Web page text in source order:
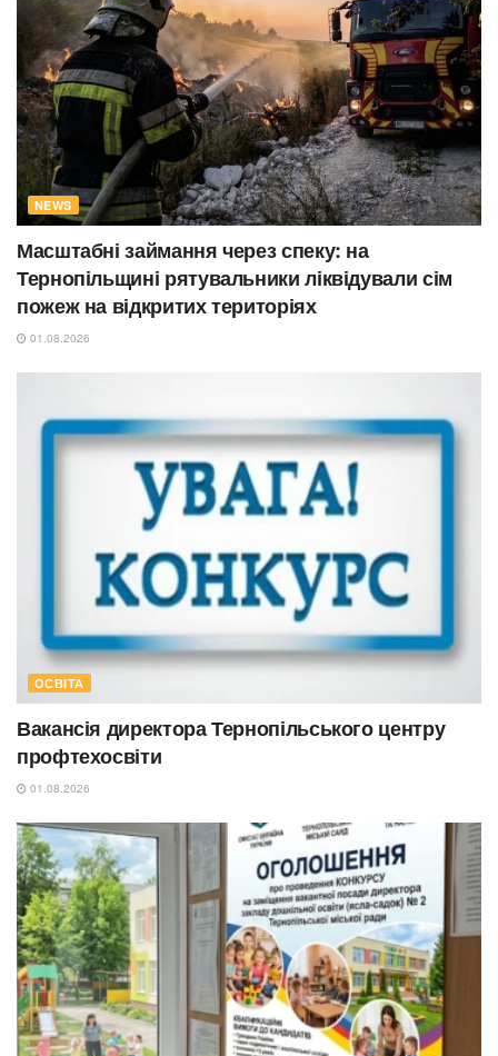
NEWS
Масштабні займання через спеку: на
Тернопільщині рятувальники ліквідували сім
пожеж на відкритих територіях
01.08.2026
ОСВІТА
Вакансія директора Тернопільського центру
профтехосвіти
01.08.2026